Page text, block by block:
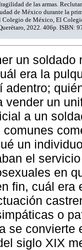
de las armas.
de México durante la
Colegio de México, El
2022. 406p. ISBN:
un
era la
adentro;
vender un
a un
un
el
en
fin, cuál era
o
se convierte
siglo XIX